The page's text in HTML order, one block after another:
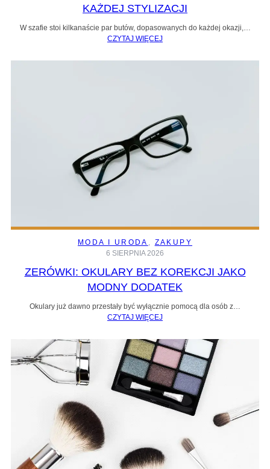
KAŻDEJ STYLIZACJI
W szafie stoi kilkanaście par butów, dopasowanych do każdej okazji,…
CZYTAJ WIĘCEJ
MODA I URODA
ZAKUPY
6 SIERPNIA 2026
ZERÓWKI: OKULARY BEZ KOREKCJI JAKO
MODNY DODATEK
Okulary już dawno przestały być wyłącznie pomocą dla osób z…
CZYTAJ WIĘCEJ